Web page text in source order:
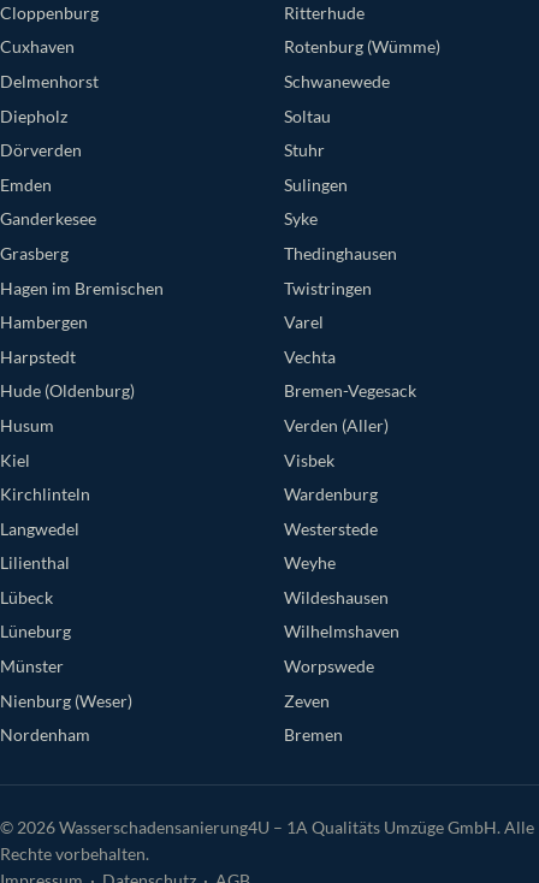
Cloppenburg
Cuxhaven
Delmenhorst
Diepholz
Dörverden
Emden
Ganderkesee
Grasberg
Hagen im Bremischen
Hambergen
Harpstedt
Hude (Oldenburg)
Husum
Kiel
Kirchlinteln
Langwedel
Lilienthal
Lübeck
Lüneburg
Münster
Nienburg (Weser)
Nordenham
Ritterhude
Rotenburg (Wümme)
Schwanewede
Soltau
Stuhr
Sulingen
Syke
Thedinghausen
Twistringen
Varel
Vechta
Bremen-Vegesack
Verden (Aller)
Visbek
Wardenburg
Westerstede
Weyhe
Wildeshausen
Wilhelmshaven
Worpswede
Zeven
Bremen
© 2026 Wasserschadensanierung4U – 1A Qualitäts Umzüge GmbH. Alle
Rechte vorbehalten.